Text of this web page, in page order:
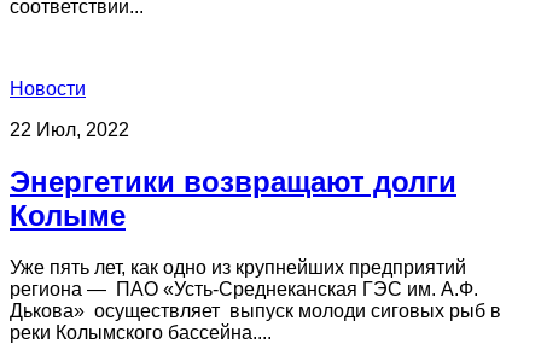
соответствии...
Новости
22 Июл, 2022
Энергетики возвращают долги
Колыме
Уже пять лет, как одно из крупнейших предприятий
региона — ПАО «Усть-Среднеканская ГЭС им. А.Ф.
Дькова» осуществляет выпуск молоди сиговых рыб в
реки Колымского бассейна....